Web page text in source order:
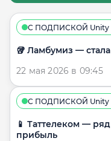
С ПОДПИСКОЙ Unity
🥡 Ламбумиз —
22 мая 2026 в 09:45
С ПОДПИСКОЙ Unity
📱 Таттелеком —
прибыль